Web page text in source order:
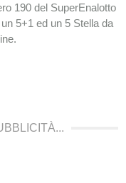
190 del SuperEnalotto
5+1 ed un 5 Stella da